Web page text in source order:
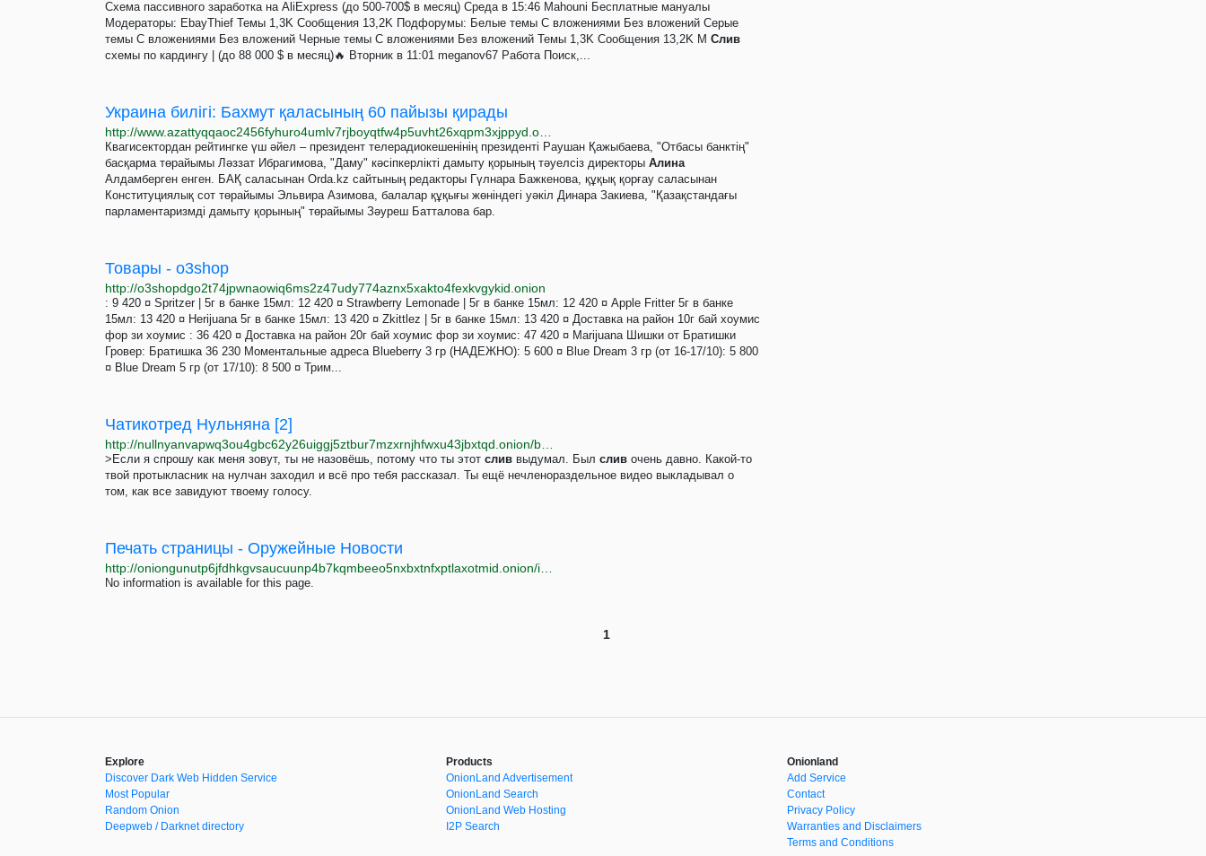
Схема пассивного заработка на AliExpress (до 500-700$ в месяц) Среда в 15:46 Mahouni Бесплатные мануалы
Модераторы: EbayThief Темы 1,3K Сообщения 13,2K Подфорумы: Белые темы С вложениями Без вложений Серые
темы С вложениями Без вложений Черные темы С вложениями Без вложений Темы 1,3K Сообщения 13,2K M Слив
сxeмы пo кapдингy | (дo 88 000 $ в мeсяц)🔥 Вторник в 11:01 meganov67 Работа Поиск,...
Украина билігі: Бахмут қаласының 60 пайызы қирады
Квагисектордан рейтингке үш әйел – президент телерадиокешенінің президенті Раушан Қажыбаева, "Отбасы банктің"
басқарма төрайымы Ләззат Ибрагимова, "Даму" кәсіпкерлікті дамыту қорының тәуелсіз директоры Алина
Алдамберген енген. БАҚ саласынан Orda.kz сайтының редакторы Гүлнара Бажкенова, құқық қорғау саласынан
Конституциялық сот төрайымы Эльвира Азимова, балалар құқығы жөніндегі уәкіл Динара Закиева, "Қазақстандағы
парламентаризмді дамыту қорының" төрайымы Зәуреш Батталова бар.
Товары - o3shop
http://o3shopdgo2t74jpwnaowiq6ms2z47udy774aznx5xakto4fexkvgykid.onion
: 9 420 ¤ Spritzer | 5г в банке 15мл: 12 420 ¤ Strawberry Lemonade | 5г в банке 15мл: 12 420 ¤ Apple Fritter 5г в банке
15мл: 13 420 ¤ Herijuana 5г в банке 15мл: 13 420 ¤ Zkittlez | 5г в банке 15мл: 13 420 ¤ Доставка на район 10г бай хоумис
фор зи хоумис : 36 420 ¤ Доставка на район 20г бай хоумис фор зи хоумис: 47 420 ¤ Marijuana Шишки от Братишки
Гровер: Братишка 36 230 Моментальные адреса Blueberry 3 гр (НАДЕЖНО): 5 600 ¤ Blue Dream 3 гр (от 16-17/10): 5 800
¤ Blue Dream 5 гр (от 17/10): 8 500 ¤ Трим...
Чатикотред Нульняна [2]
>Если я спрошу как меня зовут, ты не назовёшь, потому что ты этот слив выдумал. Был слив очень давно. Какой-то
твой протыкласник на нулчан заходил и всё про тебя рассказал. Ты ещё нечленораздельное видео выкладывал о
том, как все завидуют твоему голосу.
Печать страницы - Оружейные Новости
No information is available for this page.
1
Explore
Discover Dark Web Hidden Service
Most Popular
Random Onion
Deepweb / Darknet directory
Products
OnionLand Advertisement
OnionLand Search
OnionLand Web Hosting
I2P Search
Onionland
Add Service
Contact
Privacy Policy
Warranties and Disclaimers
Terms and Conditions